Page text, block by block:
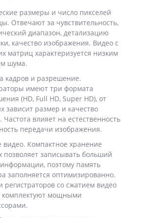
размеры и число пикселей
Отвечают за чувствительность,
диапазон, детализацию
качество изображения. Видео с
матриц характеризуется низким
шума.
кадров и разрешение.
имеют три формата
(HD, Full HD, Super HD), от
зависит размер и качество
Частота влияет на естественность
передачи изображения.
видео. Компактное хранение
позволяет записывать больший
поэтому память
заполняется оптимизированно.
регистраторов со сжатием видео
комплектуют мощными